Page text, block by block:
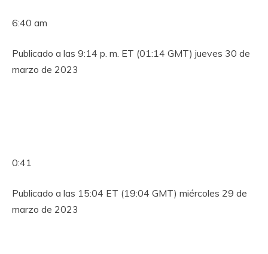
6:40 am
Publicado a las 9:14 p. m. ET (01:14 GMT) jueves 30 de
marzo de 2023
0:41
Publicado a las 15:04 ET (19:04 GMT) miércoles 29 de
marzo de 2023